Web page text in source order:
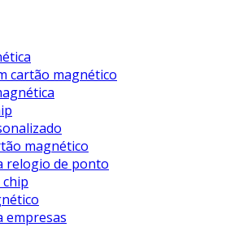
cartão magnético
magnético
relogio de ponto
empresas